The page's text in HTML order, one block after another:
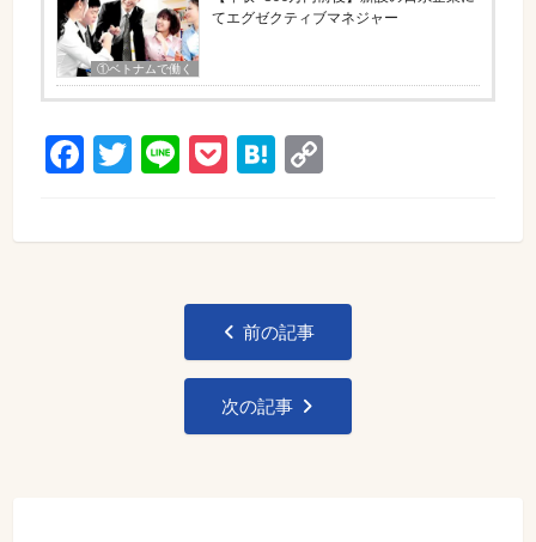
①ベトナムで働く
てエグゼクティブマネジャー
Facebook
Twitter
LinePocketHatena
Copy
前の記事
次の記事